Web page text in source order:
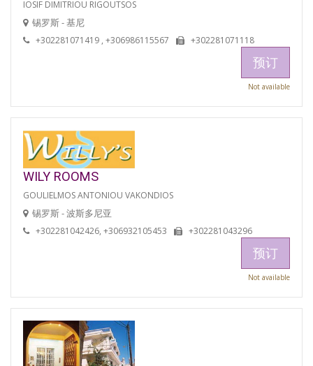
IOSIF DIMITRIOU RIGOUTSOS
锡罗斯 - 基尼
+302281071419 , +306986115567 +302281071118
预订
Not available
WILY ROOMS
GOULIELMOS ANTONIOU VAKONDIOS
锡罗斯 - 波斯多尼亚
+302281042426, +306932105453 +302281043296
预订
Not available